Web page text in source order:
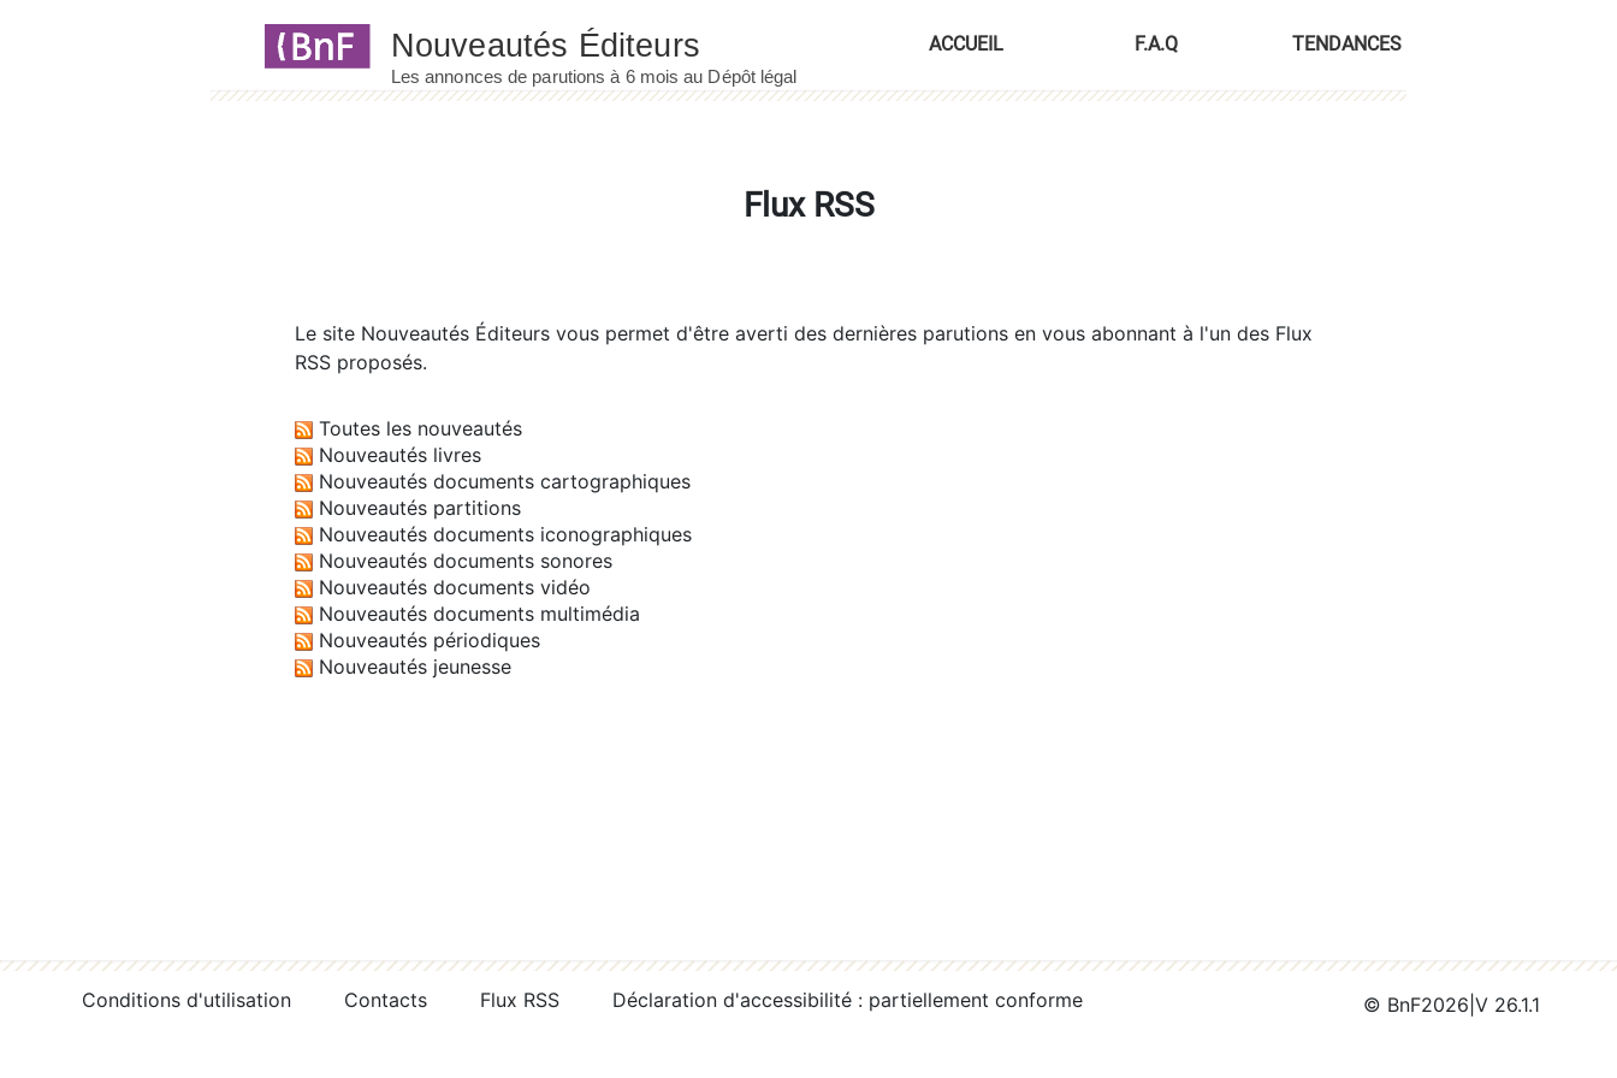
ACCUEIL F.A.Q TENDANCES
Flux RSS
Le site Nouveautés Éditeurs vous permet d'être averti des dernières parutions en vous abonnant à l'un des Flux
RSS proposés.
Toutes les nouveautés
Nouveautés livres
Nouveautés documents cartographiques
Nouveautés partitions
Nouveautés documents iconographiques
Nouveautés documents sonores
Nouveautés documents vidéo
Nouveautés documents multimédia
Nouveautés périodiques
Nouveautés jeunesse
Conditions d'utilisation Contacts Flux RSS Déclaration d'accessibilité : partiellement conforme © BnF2026 V 26.1.1